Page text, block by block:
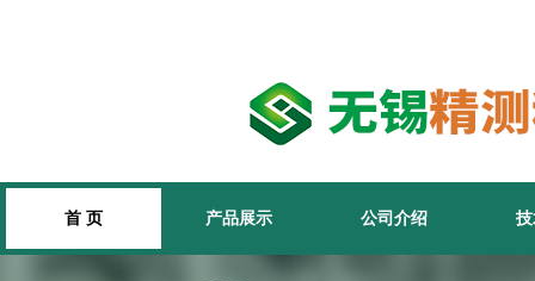
首 页 产品展示 公司介绍